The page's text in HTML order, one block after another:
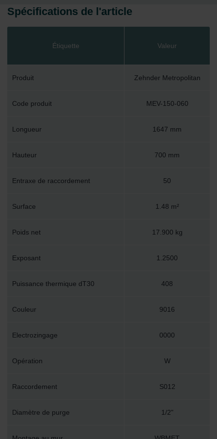
Spécifications de l'article
Étiquette Valeur
Produit Zehnder Metropolitan
Code produit MEV-150-060
Longueur 1647 mm
Hauteur 700 mm
Entraxe de raccordement 50
Surface 1.48 m²
Poids net 17.900 kg
Exposant 1.2500
Puissance thermique dT30 408
Couleur 9016
Electrozingage 0000
Opération W
Raccordement S012
Diamètre de purge 1/2"